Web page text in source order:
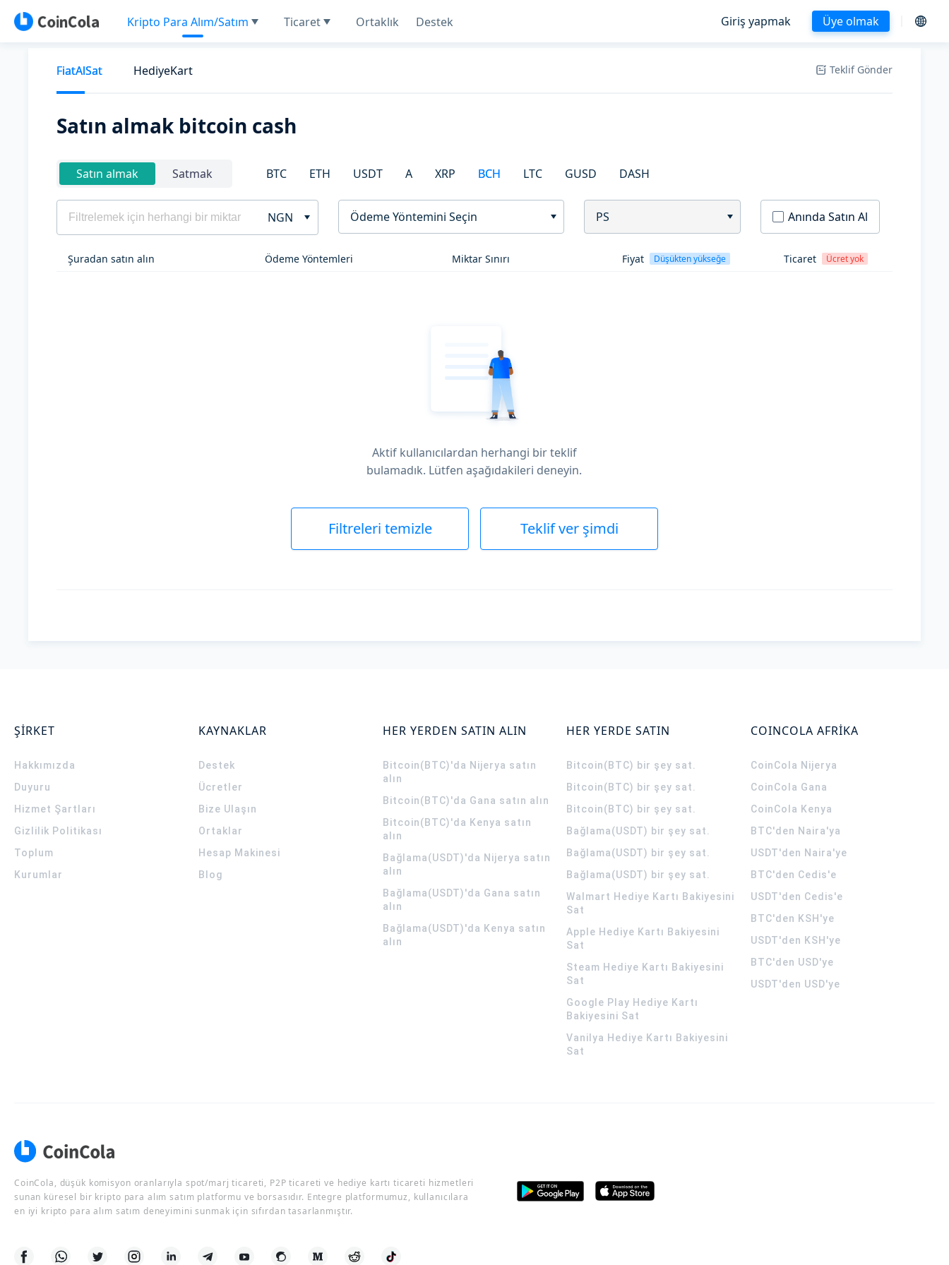
Kripto Para Alım/Satım Ticaret Ortaklık Destek Giriş yapmak Üye olmak
FiatAlSat HediyeKart Teklif Gönder
Satın almak bitcoin cash
Satın almak Satmak BTC ETH USDT A XRP BCH LTC GUSD DASH
NGN Ödeme Yöntemini Seçin PS Anında Satın Al
Şuradan satın alın Ödeme Yöntemleri Miktar Sınırı Fiyat Düşükten yükseğe Ticaret Ücret yok
Aktif kullanıcılardan herhangi bir teklif
bulamadık. Lütfen aşağıdakileri deneyin.
Filtreleri temizle Teklif ver şimdi
ŞİRKET
Hakkımızda
Duyuru
Hizmet Şartları
Gizlilik Politikası
Toplum
Kurumlar
KAYNAKLAR
Destek
Ücretler
Bize Ulaşın
Ortaklar
Hesap Makinesi
Blog
HER YERDEN SATIN ALIN
Bitcoin(BTC)'da Nijerya satın
alın
Bitcoin(BTC)'da Gana satın alın
Bitcoin(BTC)'da Kenya satın
alın
Bağlama(USDT)'da Nijerya satın
alın
Bağlama(USDT)'da Gana satın
alın
Bağlama(USDT)'da Kenya satın
alın
HER YERDE SATIN
Bitcoin(BTC) bir şey sat.
Bitcoin(BTC) bir şey sat.
Bitcoin(BTC) bir şey sat.
Bağlama(USDT) bir şey sat.
Bağlama(USDT) bir şey sat.
Bağlama(USDT) bir şey sat.
Walmart Hediye Kartı Bakiyesini
Sat
Apple Hediye Kartı Bakiyesini
Sat
Steam Hediye Kartı Bakiyesini
Sat
Google Play Hediye Kartı
Bakiyesini Sat
Vanilya Hediye Kartı Bakiyesini
Sat
COINCOLA AFRİKA
CoinCola Nijerya
CoinCola Gana
CoinCola Kenya
BTC'den Naira'ya
USDT'den Naira'ye
BTC'den Cedis'e
USDT'den Cedis'e
BTC'den KSH'ye
USDT'den KSH'ye
BTC'den USD'ye
USDT'den USD'ye
CoinCola, düşük komisyon oranlarıyla spot/marj ticareti, P2P ticareti ve hediye kartı ticareti hizmetleri
sunan küresel bir kripto para alım satım platformu ve borsasıdır. Entegre platformumuz, kullanıcılara
en iyi kripto para alım satım deneyimini sunmak için sıfırdan tasarlanmıştır.